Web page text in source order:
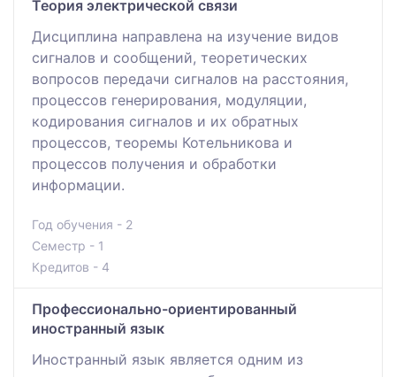
Теория электрической связи
Дисциплина направлена на изучение видов
сигналов и сообщений, теоретических
вопросов передачи сигналов на расстояния,
процессов генерирования, модуляции,
кодирования сигналов и их обратных
процессов, теоремы Котельникова и
процессов получения и обработки
информации.
Год обучения - 2
Семестр - 1
Кредитов - 4
Профессионально-ориентированный
иностранный язык
Иностранный язык является одним из